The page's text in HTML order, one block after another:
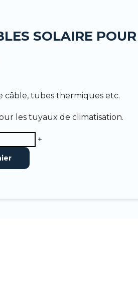
f
SOLAIRE
câble, tubes thermiques etc.
les tuyaux de climatisation.
+